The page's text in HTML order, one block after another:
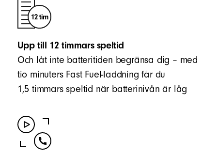
Upp till 12 timmars speltid
Och låt inte batteritiden begränsa dig – med
tio minuters Fast Fuel-laddning får du
1,5 timmars speltid när batterinivån är låg